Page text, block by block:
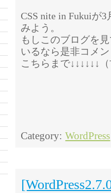
CSS nite in Fukuiが
みよう。
もしこのブログを
いるなら是非コメ
こちらまで↓↓↓↓↓↓
Category: WordPress